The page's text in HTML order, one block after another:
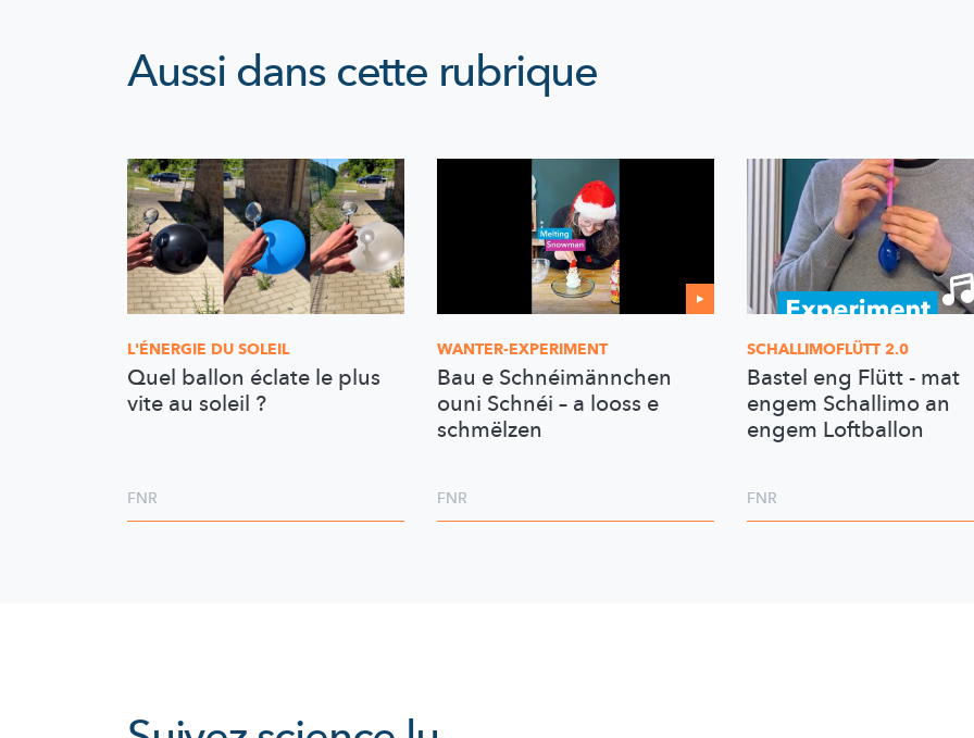
Aussi dans cette rubrique
L'ÉNERGIE DU SOLEIL
Quel ballon éclate le plus
vite au soleil ?
FNR
WANTER-EXPERIMENT
Bau e Schnéimännchen
ouni Schnéi – a looss e
schmëlzen
FNR
SCHALLIMOFLÜTT 2.0
Bastel eng Flütt - mat
engem Schallimo an
engem Loftballon
FNR